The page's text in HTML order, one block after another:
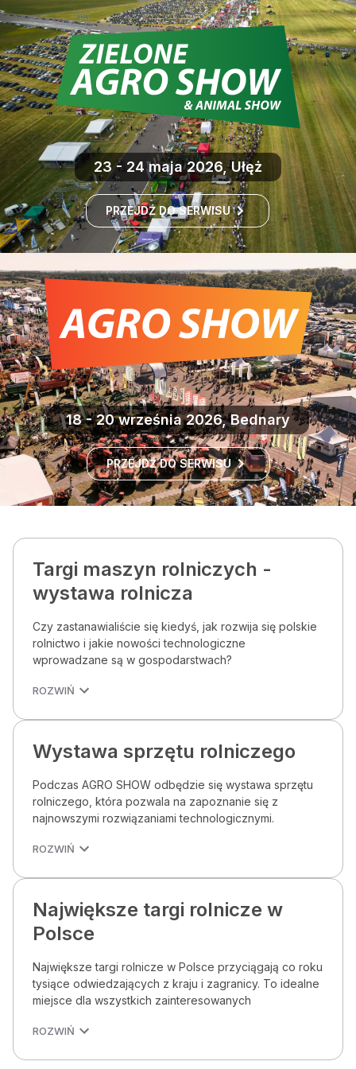
23 - 24 maja 2026, Ułęż
PRZEJDŹ DO SERWISU
18 - 20 września 2026, Bednary
PRZEJDŹ DO SERWISU
Targi maszyn rolniczych -
wystawa rolnicza
Czy zastanawialiście się kiedyś, jak rozwija się polskie
rolnictwo i jakie nowości technologiczne
wprowadzane są w gospodarstwach?
ROZWIŃ
Wystawa sprzętu rolniczego
Podczas AGRO SHOW odbędzie się wystawa sprzętu
rolniczego, która pozwala na zapoznanie się z
najnowszymi rozwiązaniami technologicznymi.
ROZWIŃ
Największe targi rolnicze w
Polsce
Największe targi rolnicze w Polsce przyciągają co roku
tysiące odwiedzających z kraju i zagranicy. To idealne
miejsce dla wszystkich zainteresowanych
ROZWIŃ